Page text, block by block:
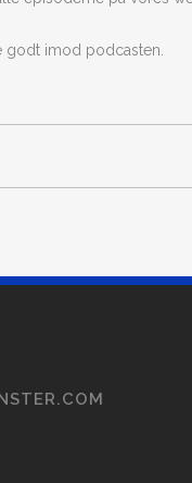
godt imod podcasten.